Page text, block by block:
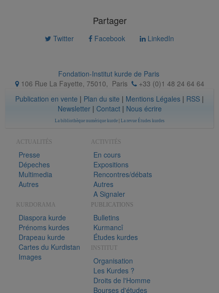
Partager
Twitter Facebook LinkedIn
Fondation-Institut kurde de Paris
106 Rue La Fayette, 75010, Paris
+33 (0)1 48 24 64 64
Publication en vente | Plan du site | Mentions Légales | RSS |
Newsletter| Contact| Nous écrire
La bibliothèque numérique kurde| La revue Études kurdes
ACTUALITÉS
Presse
Dépeches
Multimedia
Autres
ACTIVITÉS
En cours
Expositions
Rencontres/débats
Autres
A Signaler
KURDORAMA
Diaspora kurde
Prénoms kurdes
Drapeau kurde
Cartes du Kurdistan
Images
PUBLICATIONS
Bulletins
Kurmancî
Études kurdes
INSTITUT
Organisation
Les Kurdes ?
Droits de l'Homme
Bourses d'études